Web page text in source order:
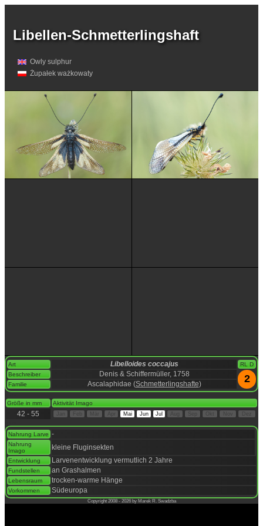
Libellen-Schmetterlingshaft
Owly sulphur
Żupałek ważkowaty
Art Libelloides coccajus
RL D
Beschreiber
Denis & Schiffermüller, 1758 2
Familie Ascalaphidae (Schmetterlingshafte)
Größe in mm Aktivität Imago
42 - 55 Mai Jun Jul Sep Dez
Nahrung Larve -
Nahrung
Imago
kleine Fluginsekten
Entwicklung Larvenentwicklung vermutlich 2 Jahre
Fundstellen an Grashalmen
Lebensraum trocken-warme Hänge
Vorkommen Südeuropa
Copyright 2008 - 2026 by Marek R. Swadzba